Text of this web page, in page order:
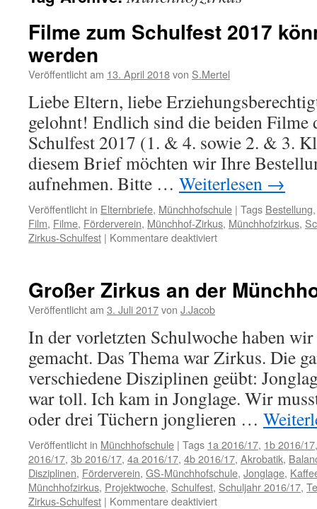
Filme zum Schulfest 2017
werden
Veröffentlicht am 13. April 2018von S.Mertel
Liebe Eltern, liebe
gelohnt! Endlich sind die beiden
Schulfest 2017 (1. & 4. sowie 2. & 3.
diesem Brief möchten wir Ihre
aufnehmen. Bitte … Weiterlesen →
Veröffentlicht in Elternbriefe, Münchhofschule | Tags Bestellung
Film, Filme, Förderverein, Münchhof-Zirkus, Münchhofzirkus,
Zirkus-Schulfest | Kommentare deaktiviertfür
2017
werden
Großer Zirkus an der
Veröffentlicht am 3. Juli 2017von J.Jacob
In der vorletzten Schulwoche haben
gemacht. Das Thema war Zirkus. Die
verschiedene Disziplinen geübt:
war toll. Ich kam in Jonglage. Wir
oder drei Tüchern jonglieren …
Veröffentlicht in Münchhofschule | Tags 1a 2016/17, 1b 2016/17
2016/17, 3b 2016/17, 4a 2016/17, 4b 2016/17, Akrobatik,
Disziplinen, Förderverein, GS-Münchhofschule, Jonglage,
Münchhofzirkus, Projektwoche, Schulfest, Schuljahr 2016/17,
Zirkus-Schulfest | Kommentare deaktiviertfür